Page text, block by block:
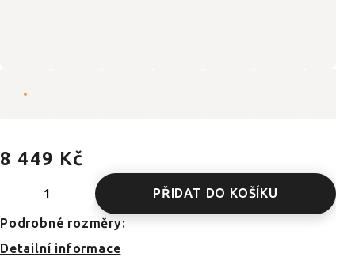
8 449 Kč
PŘIDAT DO KOŠÍKU
Podrobné rozměry:
Detailní informace